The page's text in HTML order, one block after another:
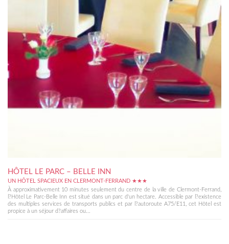
HÔTEL LE PARC – BELLE INN
UN HÔTEL SPACIEUX EN CLERMONT-FERRAND ★★★
À approximativement 10 minutes seulement du centre de la ville de Clermont-Ferrand,
l?Hôtel Le Parc-Belle Inn est situé dans un parc d'un hectare. Accessible par l?existence
des multiples services de transports publics et par l?autoroute A75/E11, cet Hôtel est
propice à un séjour d?affaires ou...